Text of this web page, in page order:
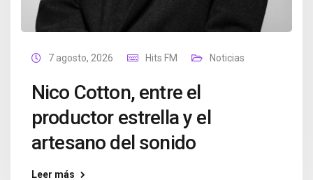
7 agosto, 2026 Hits FM Noticias
Nico Cotton, entre el
productor estrella y el
artesano del sonido
Leer más